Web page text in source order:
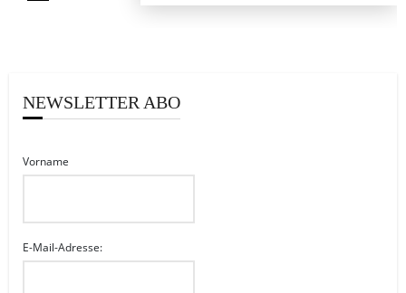
NEWSLETTER ABO
Vorname
E-Mail-Adresse: